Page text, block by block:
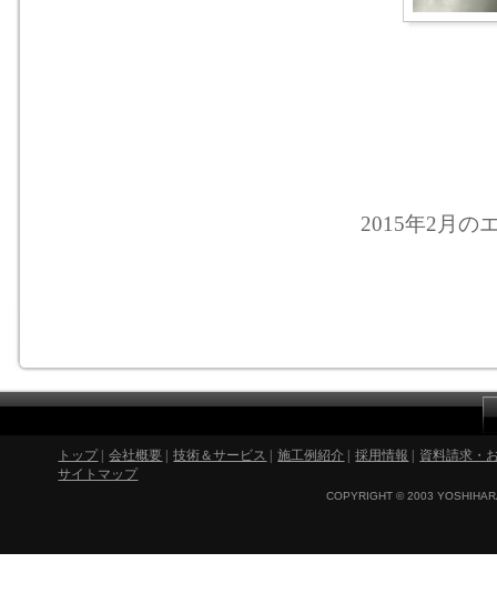
2015年2月の
トップ| 会社概要 技術＆サービス 施工例紹介 採用情報
資料請求・
サイトマップ
COPYRIGHT © 2003